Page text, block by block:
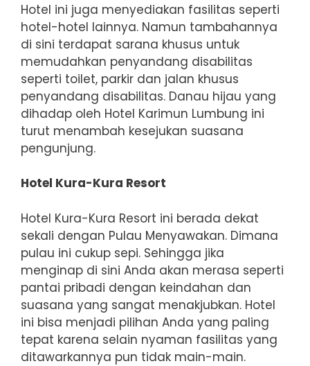
Hotel ini juga menyediakan fasilitas seperti
hotel-hotel lainnya. Namun tambahannya
di sini terdapat sarana khusus untuk
memudahkan penyandang disabilitas
seperti toilet, parkir dan jalan khusus
penyandang disabilitas. Danau hijau yang
dihadap oleh Hotel Karimun Lumbung ini
turut menambah kesejukan suasana
pengunjung.
Hotel Kura-Kura Resort
Hotel Kura-Kura Resort ini berada dekat
sekali dengan Pulau Menyawakan. Dimana
pulau ini cukup sepi. Sehingga jika
menginap di sini Anda akan merasa seperti
pantai pribadi dengan keindahan dan
suasana yang sangat menakjubkan. Hotel
ini bisa menjadi pilihan Anda yang paling
tepat karena selain nyaman fasilitas yang
ditawarkannya pun tidak main-main.